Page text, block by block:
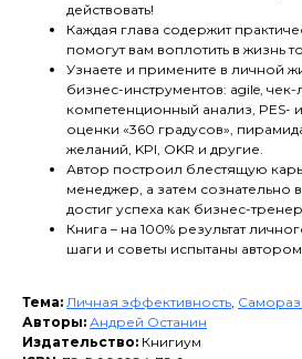
действовать!
Каждая глава содержит
помогут вам воплотить в жизнь
Узнаете и примените в личной
бизнес-инструментов: agile, чек-
компетенционный анализ, PES-
оценки «360 градусов»,
желаний, KPI, OKR и другие.
Автор построил блестящую
менеджер, а затем сознательно
достиг успеха как бизнес-
Книга – на 100% результат
шаги и советы испытаны
Тема: Личная эффективность,
Авторы: Андрей Останин
Издательство: Книгиум